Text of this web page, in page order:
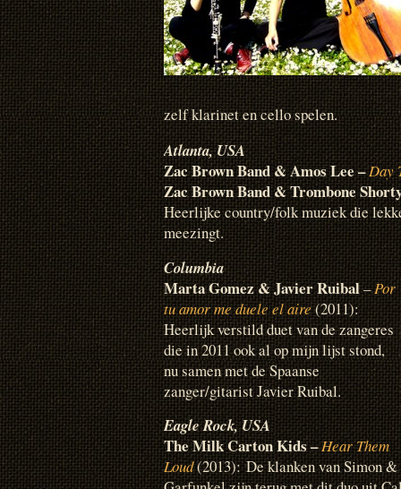
zelf klarinet en cello spelen.
Atlanta, USA
Zac Brown Band & Amos Lee – Day
Zac Brown Band & Trombone
Heerlijke country/folk muziek die
meezingt.
Columbia
Marta Gomez & Javier Ruibal–Por
tu amor me duele el aire(2011):
Heerlijk verstild duet van de zangeres
die in 2011 ook al op mijn lijst stond,
nu samen met de Spaanse
zanger/gitarist Javier Ruibal.
Eagle Rock, USA
The Milk Carton Kids –Hear Them
Loud(2013): De klanken van Simon &